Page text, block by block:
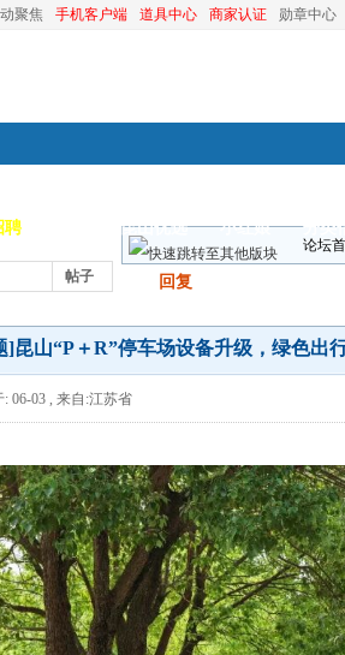
聚焦 手机客户端 道具中心 商家认证 勋章中心
聘 昆山优选 小红娘 分类
帖子
论坛
回复
]昆山“P＋R”停车场设备升级，绿色出
06-03 , 来自:江苏省